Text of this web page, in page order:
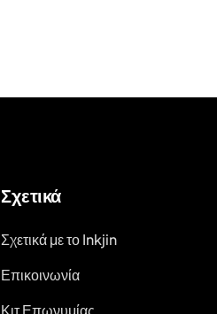
Σχετικά
Σχετικά με το Inkjin
Επικοινωνία
Κιτ Επωνυμίας